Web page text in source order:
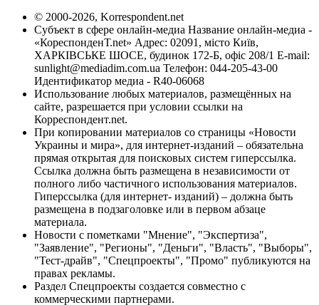
© 2000-2026, Korrespondent.net
Субъект в сфере онлайн-медиа Название онлайн-медиа -
«КореспонденТ.net» Адрес: 02091, місто Київ,
ХАРКІВСЬКЕ ШОСЕ, будинок 172-Б, офіс 208/1 E-mail:
sunlight@mediadim.com.ua Телефон: 044-205-43-00
Идентификатор медиа - R40-06068
Использование любых материалов, размещённых на
сайте, разрешается при условии ссылки на
Корреспондент.net.
При копировании материалов со страницы «Новости
Украины и мира», для интернет-изданий – обязательна
прямая открытая для поисковых систем гиперссылка.
Ссылка должна быть размещена в независимости от
полного либо частичного использования материалов.
Гиперссылка (для интернет- изданий) – должна быть
размещена в подзаголовке или в первом абзаце
материала.
Новости с пометками "Мнение", "Экспертиза",
"Заявление", "Регионы", "Деньги", "Власть", "Выборы",
"Тест-драйв", "Спецпроекты", "Промо" публикуются на
правах рекламы.
Раздел Спецпроекты создается совместно с
коммерческими партнерами.